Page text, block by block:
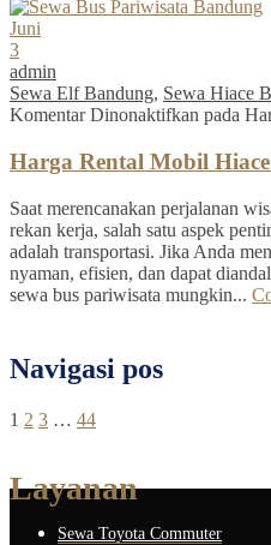
Juni
3
admin
Sewa Elf Bandung, Sewa Hiace
Komentar Dinonaktifkan pada
Harga Rental Mobil
Saat merencanakan perjalanan
rekan kerja, salah satu aspek
adalah transportasi. Jika Anda
nyaman, efisien, dan dapat
sewa bus pariwisata mungkin...
Navigasi pos
1 2 3 … 44
Layanan
Sewa Toyota Commuter